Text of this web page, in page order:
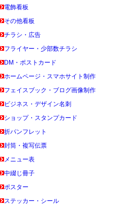
電飾看板
その他看板
チラシ・広告
フライヤー・少部数チラシ
DM・ポストカード
ホームページ・スマホサイト制作
フェイスブック・ブログ画像制作
ビジネス・デザイン名刺
ショップ・スタンプカード
折パンフレット
封筒・複写伝票
メニュー表
中綴じ冊子
ポスター
ステッカー・シール